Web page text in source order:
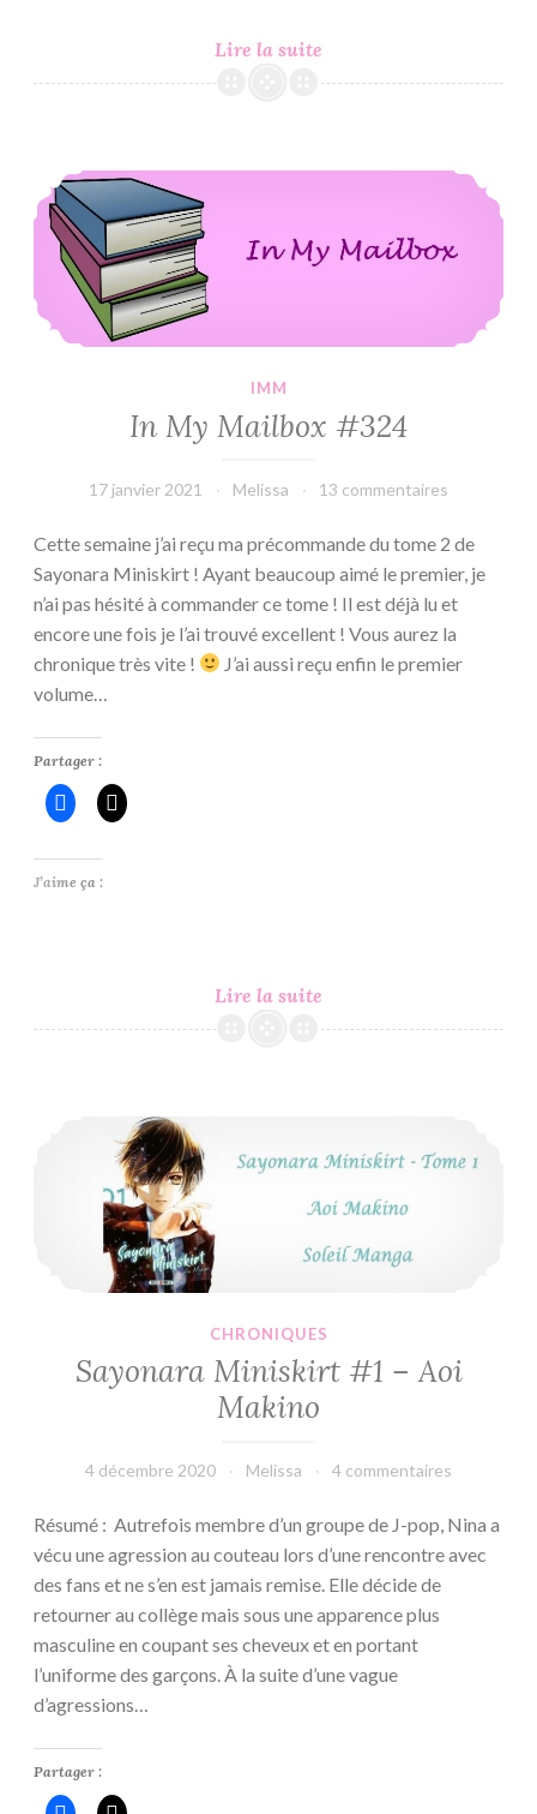
Lire la suite
Lundi,
Vous
In My Mailbox #324
IMM
In My Mailbox #324
17 janvier 2021 Melissa 13 commentaires
Cette semaine j’ai reçu ma précommande du tome 2 de
Sayonara Miniskirt ! Ayant beaucoup aimé le premier, je
n’ai pas hésité à commander ce tome ! Il est déjà lu et
encore une fois je l’ai trouvé excellent ! Vous aurez la
chronique très vite !
J’ai aussi reçu enfin le premier
volume…
Lire la suite
My
Partager :
J’aime ça :
CHRONIQUES
Sayonara Miniskirt #1 – Aoi
Makino
4 décembre 2020 Melissa 4 commentaires
Résumé : Autrefois membre d’un groupe de J-pop, Nina a
vécu une agression au couteau lors d’une rencontre avec
des fans et ne s’en est jamais remise. Elle décide de
retourner au collège mais sous une apparence plus
masculine en coupant ses cheveux et en portant
l’uniforme des garçons. À la suite d’une vague
d’agressions…
Partager :